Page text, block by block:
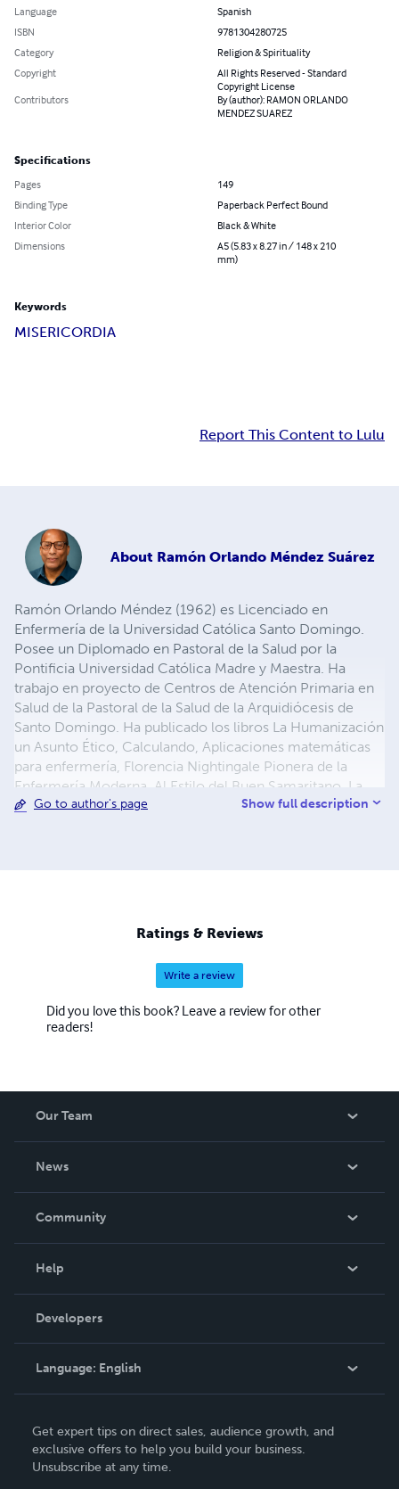
Language
Spanish
ISBN
9781304280725
Category
Religion & Spirituality
Copyright
All Rights Reserved - Standard
Copyright License
Contributors
By (author): RAMON ORLANDO
MENDEZ SUAREZ
Specifications
Pages
149
Binding Type
Paperback Perfect Bound
Interior Color
Black & White
Dimensions
A5 (5.83 x 8.27 in / 148 x 210
mm)
Keywords
MISERICORDIA
Report This Content to Lulu
About Ramón Orlando Méndez Suárez
Ramón Orlando Méndez (1962) es Licenciado en
Enfermería de la Universidad Católica Santo Domingo.
Posee un Diplomado en Pastoral de la Salud por la
Pontificia Universidad Católica Madre y Maestra. Ha
trabajo en proyecto de Centros de Atención Primaria en
Salud de la Pastoral de la Salud de la Arquidiócesis de
Santo Domingo. Ha publicado los libros La Humanización
un Asunto Ético, Calculando, Aplicaciones matemáticas
para enfermería, Florencia Nightingale Pionera de la
Enfermería Moderna, Al Estilo del Buen Samaritano. La
relación de Ayuda Pastoral, La Humanización un asunto
Go to author's page Show full description
Ratings & Reviews
Write a review
Did you love this book? Leave a review for other
readers!
Our Team
News
In The News
Community
Podcast
Help
Order Lookup
Knowledge Base
Contact Support
Developers
Language: English
Deutsch
Français
Get expert tips on direct sales, audience growth, and
exclusive offers to help you build your business.
Unsubscribe at any time.